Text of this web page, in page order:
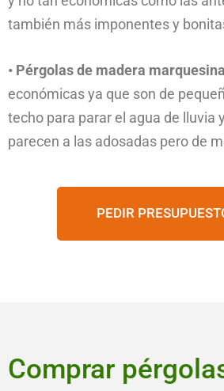
también más imponentes y
• Pérgolas de madera
económicas ya que son de
techo para parar el agua de lluvia
parecen a las adosadas pero de
PEDIR
Comprar